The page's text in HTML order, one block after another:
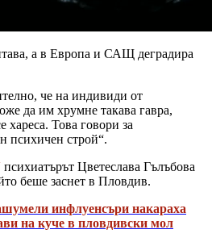
а в Европа и САЩ деградира
че на индивиди от
да им хрумне такава гавра,
хареса. Това говори за
психичен строй“.
психиатърът Цветеслава Гълъбова
беше заснет в Пловдив.
инфлуенсъри накараха
на куче в пловдивски мол